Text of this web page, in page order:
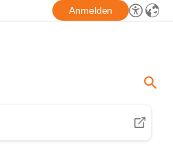
Anmelden